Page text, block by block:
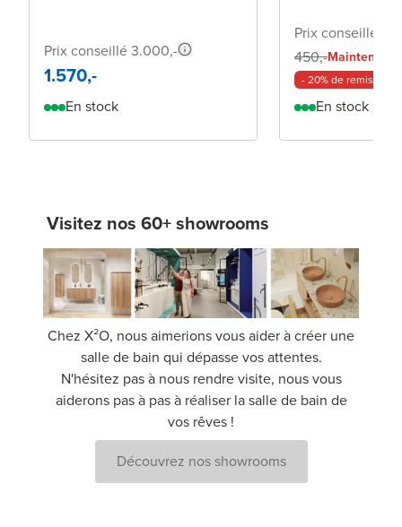
Prix conseillé 3.000,-
1.570,-
En stock
Prix conseillé
450,-Maintenant
- 20% de remise
En stock
Visitez nos 60+ showrooms
Chez X²O, nous aimerions vous aider à créer une
salle de bain qui dépasse vos attentes.
N'hésitez pas à nous rendre visite, nous vous
aiderons pas à pas à réaliser la salle de bain de
vos rêves !
Découvrez nos showrooms